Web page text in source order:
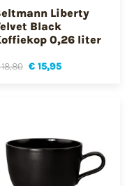
Liberty
Black
0,26 liter
€ 15,95